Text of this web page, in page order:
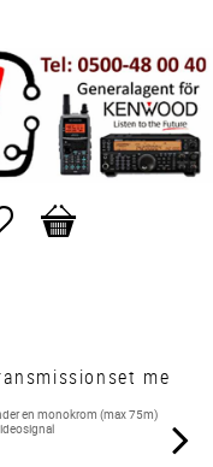
Favoriter
Kundvagn
me
en monokrom (max 75m)